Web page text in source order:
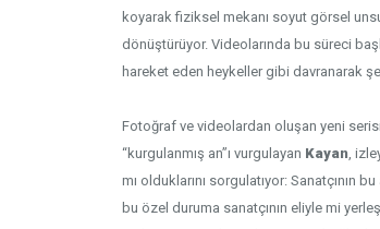
koyarak fiziksel mekanı soyut görsel
dönüştürüyor. Videolarında bu süreci
hareket eden heykeller gibi davranarak
Fotoğraf ve videolardan oluşan yeni
“kurgulanmış an”ı vurgulayan Kayan,
mı olduklarını sorgulatıyor: Sanatçının
bu özel duruma sanatçının eliyle mi